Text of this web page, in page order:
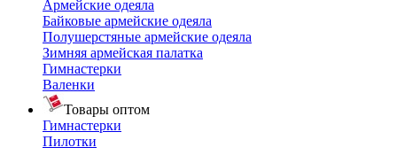
Армейские одеяла
Байковые армейские одеяла
Полушерстяные армейские одеяла
Зимняя армейская палатка
Гимнастерки
Валенки
Товары оптом
Гимнастерки
Пилотки